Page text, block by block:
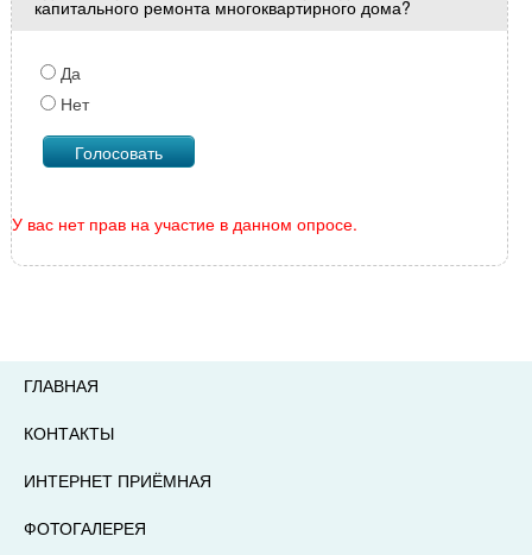
капитального ремонта многоквартирного дома?
Да
Нет
У вас нет прав на участие в данном опросе.
ГЛАВНАЯ
КОНТАКТЫ
ИНТЕРНЕТ ПРИЁМНАЯ
ФОТОГАЛЕРЕЯ